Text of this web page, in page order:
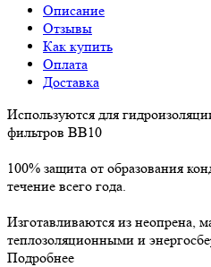
Описание
Отзывы
Как купить
Оплата
Доставка
Используются для
фильтров BB10
100% защита от образования
течение всего года.
Изготавливаются из неопрена,
теплозоляционными и
Подробнее